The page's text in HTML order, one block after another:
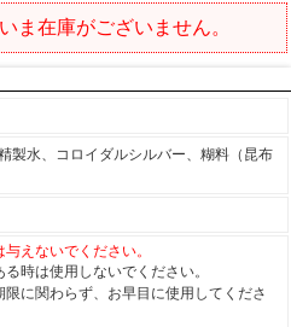
ま在庫がございません。
製水、コロイダルシルバー、糊料（昆布
えないでください。
時は使用しないでください。
限に関わらず、お早目に使用してくださ